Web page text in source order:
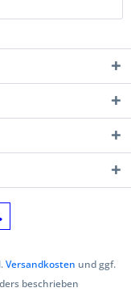
Versandkosten und ggf.
beschrieben